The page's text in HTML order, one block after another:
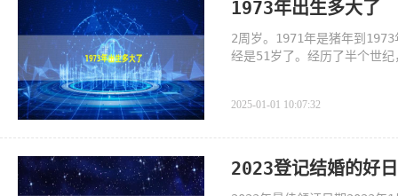
1973年出生多大了
2周岁。1971年是猪年到
经是51岁了。经历了半个世
2025-01-01 10:07:32
2023登记结婚的好